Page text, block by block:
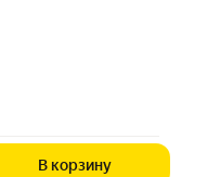
В корзину